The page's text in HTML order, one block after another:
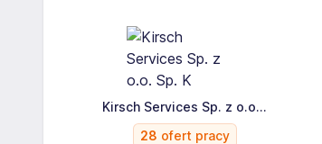
Kirsch Services Sp. z o.o...
28 ofert pracy